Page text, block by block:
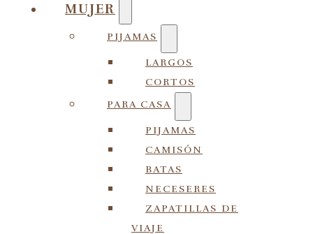
MUJER
PIJAMAS
LARGOS
CORTOS
PARA CASA
PIJAMAS
CAMISÓN
BATAS
NECESERES
ZAPATILLAS DE
VIAJE